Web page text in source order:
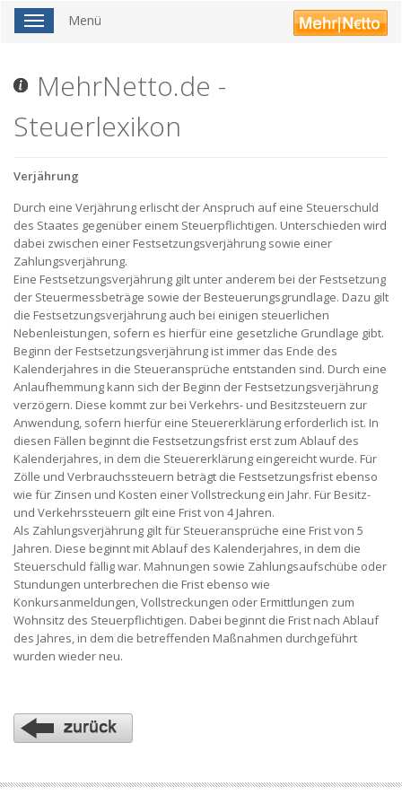
ToggleMenü
MehrNetto.de -
Steuerlexikon
Verjährung
Durch eine Verjährung erlischt der Anspruch auf eine Steuerschuld
des Staates gegenüber einem Steuerpflichtigen. Unterschieden wird
dabei zwischen einer Festsetzungsverjährung sowie einer
Zahlungsverjährung.
Eine Festsetzungsverjährung gilt unter anderem bei der Festsetzung
der Steuermessbeträge sowie der Besteuerungsgrundlage. Dazu gilt
die Festsetzungsverjährung auch bei einigen steuerlichen
Nebenleistungen, sofern es hierfür eine gesetzliche Grundlage gibt.
Beginn der Festsetzungsverjährung ist immer das Ende des
Kalenderjahres in die Steueransprüche entstanden sind. Durch eine
Anlaufhemmung kann sich der Beginn der Festsetzungsverjährung
verzögern. Diese kommt zur bei Verkehrs- und Besitzsteuern zur
Anwendung, sofern hierfür eine Steuererklärung erforderlich ist. In
diesen Fällen beginnt die Festsetzungsfrist erst zum Ablauf des
Kalenderjahres, in dem die Steuererklärung eingereicht wurde. Für
Zölle und Verbrauchssteuern beträgt die Festsetzungsfrist ebenso
wie für Zinsen und Kosten einer Vollstreckung ein Jahr. Für Besitz-
und Verkehrssteuern gilt eine Frist von 4 Jahren.
Als Zahlungsverjährung gilt für Steueransprüche eine Frist von 5
Jahren. Diese beginnt mit Ablauf des Kalenderjahres, in dem die
Steuerschuld fällig war. Mahnungen sowie Zahlungsaufschübe oder
Stundungen unterbrechen die Frist ebenso wie
Konkursanmeldungen, Vollstreckungen oder Ermittlungen zum
Wohnsitz des Steuerpflichtigen. Dabei beginnt die Frist nach Ablauf
des Jahres, in dem die betreffenden Maßnahmen durchgeführt
wurden wieder neu.